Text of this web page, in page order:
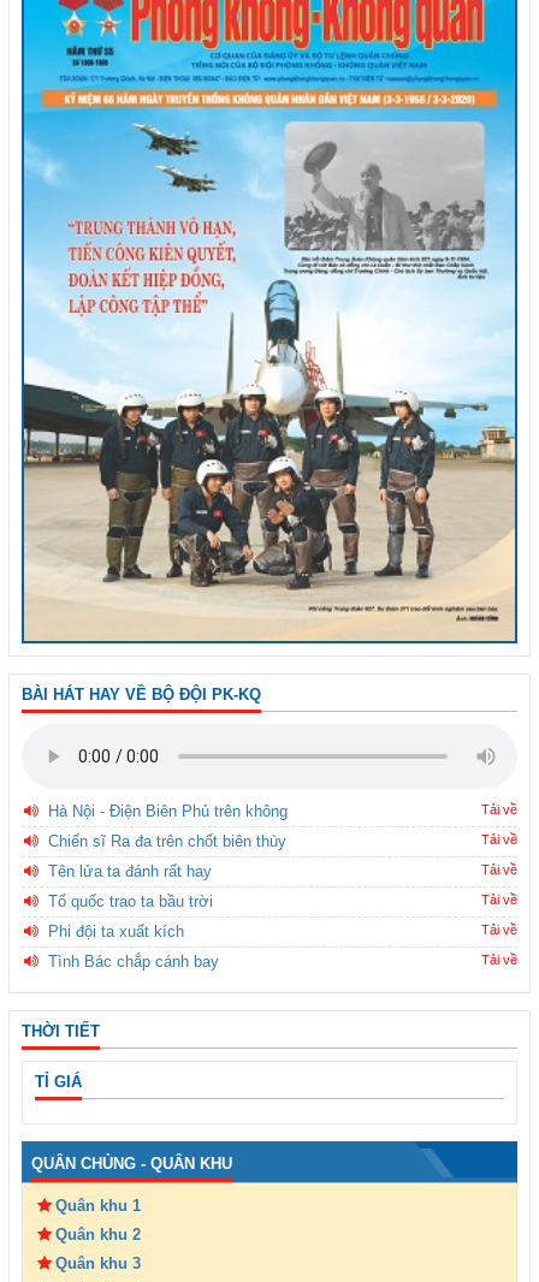
BÀI HÁT HAY VỀ BỘ ĐỘI PK-KQ
Hà Nội - Điện Biên Phủ trên không Tải về
Chiến sĩ Ra đa trên chốt biên thùy Tải về
Tên lửa ta đánh rất hay Tải về
Tổ quốc trao ta bầu trời Tải về
Phi đội ta xuất kích Tải về
Tình Bác chắp cánh bay Tải về
THỜI TIẾT
TỈ GIÁ
QUÂN CHỦNG - QUÂN KHU
Quân khu 1
Quân khu 2
Quân khu 3